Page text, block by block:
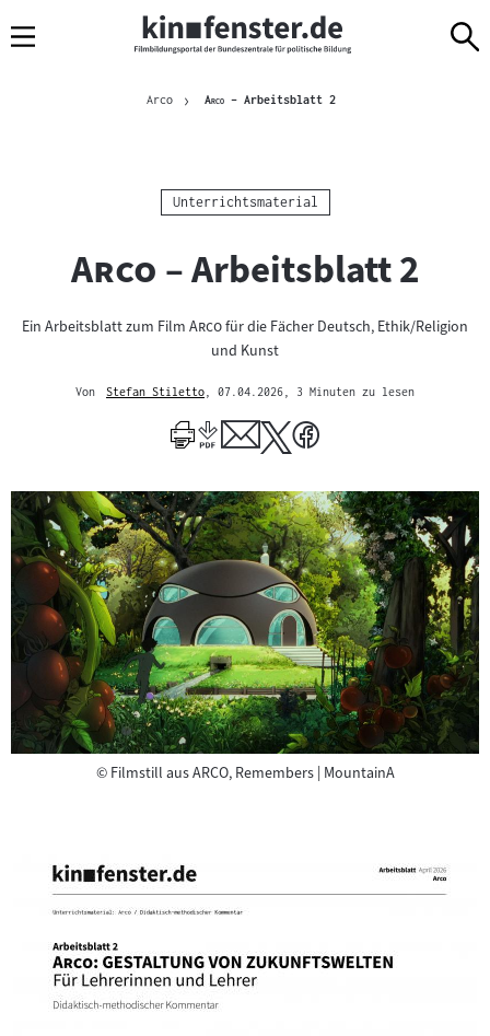
Navigation
zum
zur
Brotkrümelnavigation
Arco "
Arco"– Arbeitsblatt 2Aktuelle Seite
Kategorie:
Unterrichtsmaterial
"
Arco "
– Arbeitsblatt 2
Ein Arbeitsblatt zum Film "
Arco"für die Fächer Deutsch, Ethik/Religion
und Kunst
Von
Stefan Stiletto
Author
, 07.04.2026 , 3 Minuten zu lesen
©Copyright
Filmstill aus ARCO, Remembers | MountainA